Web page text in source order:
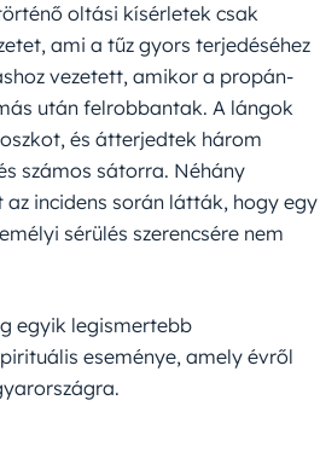
oltási kísérletek csak
ami a tűz gyors terjedéséhez
vezetett, amikor a propán-
után felrobbantak. A lángok
és átterjedtek három
számos sátorra. Néhány
incidens során látták, hogy egy
sérülés szerencsére nem
egyik legismertebb
eseménye, amely évről